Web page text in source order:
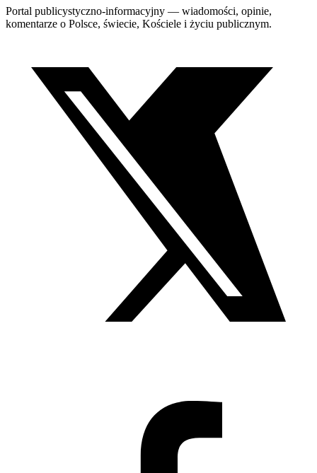
Portal publicystyczno-informacyjny — wiadomości, opinie,
komentarze o Polsce, świecie, Kościele i życiu publicznym.